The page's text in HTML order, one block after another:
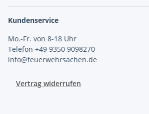
Kundenservice
Mo.-Fr. von 8-18 Uhr
Telefon +49 9350 9098270
info@feuerwehrsachen.de
Vertrag widerrufen